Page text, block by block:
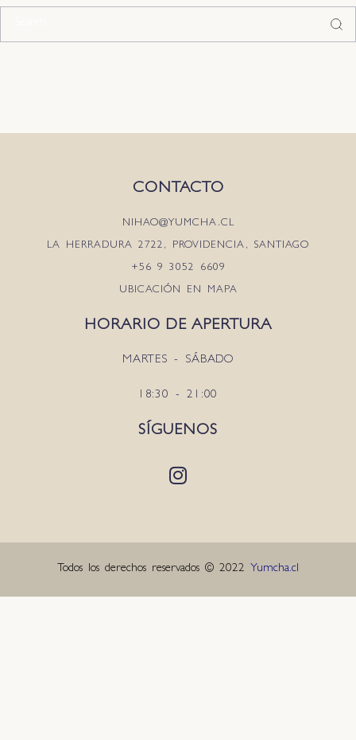
CONTACTO
NIHAO@YUMCHA.CL
LA HERRADURA 2722, PROVIDENCIA, SANTIAGO
+56 9 3052 6609
UBICACIÓN EN MAPA
HORARIO DE APERTURA
MARTES - SÁBADO
18:30 - 21:00
SÍGUENOS
Todos los derechos reservados © 2022 Yumcha.cl